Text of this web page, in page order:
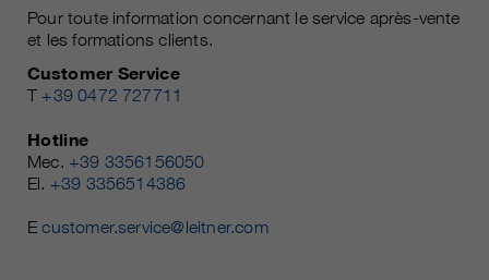
Pour toute information concernant le service après-vente
et les formations clients.
Customer Service
T +39 0472 727711
Hotline
Mec. +39 3356156050
El. +39 3356514386
Ecustomer.service@leitner.com